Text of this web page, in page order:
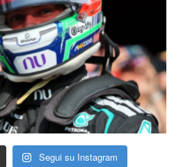
Segui su Instagram